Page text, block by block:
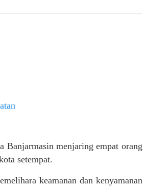
Banjarmasin menjaring empat orang
setempat.
keamanan dan kenyamanan